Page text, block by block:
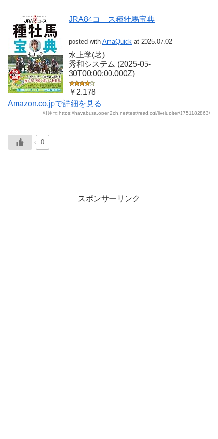
JRA84コース種牡馬宝典
posted with AmaQuick at 2025.07.02
水上学(著)
秀和システム (2025-05-
30T00:00:00.000Z)
￥2,178
Amazon.co.jpで詳細を見る
引用元:https://hayabusa.open2ch.net/test/read.cgi/livejupiter/1751182863/
0
スポンサーリンク